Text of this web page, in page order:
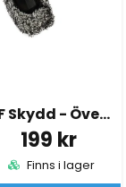
AF Skydd - Överdrag tvättborste
199 kr
Finns i lager